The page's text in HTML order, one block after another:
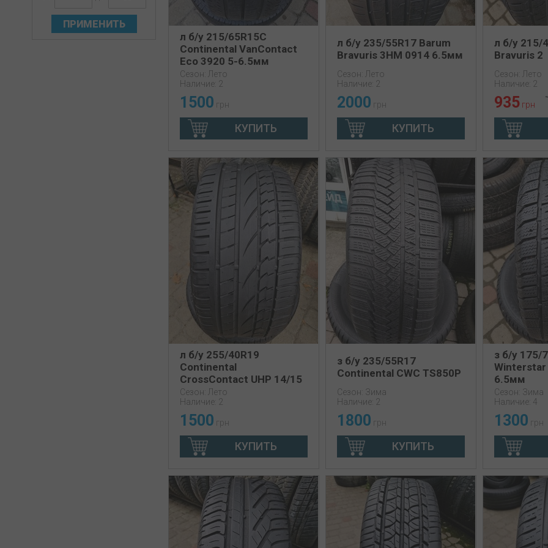
ПРИМЕНИТЬ
л б/у 215/65R15C
Continental VanContact
Eco 3920 5-6.5мм
Сезон: Лето
Наличие: 2
1500 грн
КУПИТЬ
л б/у 235/55R17 Barum
Bravuris 3HM 0914 6.5мм
Сезон: Лето
Наличие: 2
2000 грн
КУПИТЬ
л б/у 215/
Bravuris 2
Сезон: Лето
Наличие: 2
935грн
л б/у 255/40R19
Continental
CrossContact UHP 14/15
4-5мм
Сезон: Лето
Наличие: 2
1500 грн
КУПИТЬ
з б/у 235/55R17
Continental CWC TS850P
Сезон: Зима
Наличие: 2
1800 грн
КУПИТЬ
з б/у 175/
Winterstar
6.5мм
Сезон: Зима
Наличие: 4
1300 грн